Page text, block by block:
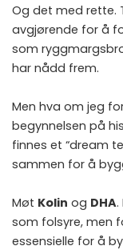
Og det med rette.
avgjørende for å
som
har nådd frem.
Men hva om jeg
begynnelsen på
finnes et “dream
sammen for å
Møt Kolin og DHA.
som folsyre, men
essensielle for å